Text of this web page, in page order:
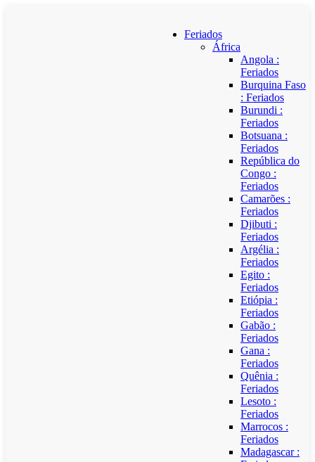
Feriados
África
Angola :
Feriados
Burquina Faso
: Feriados
Burundi :
Feriados
Botsuana :
Feriados
República do
Congo :
Feriados
Camarões :
Feriados
Djibuti :
Feriados
Argélia :
Feriados
Egito :
Feriados
Etiópia :
Feriados
Gabão :
Feriados
Gana :
Feriados
Quênia :
Feriados
Lesoto :
Feriados
Marrocos :
Feriados
Madagascar :